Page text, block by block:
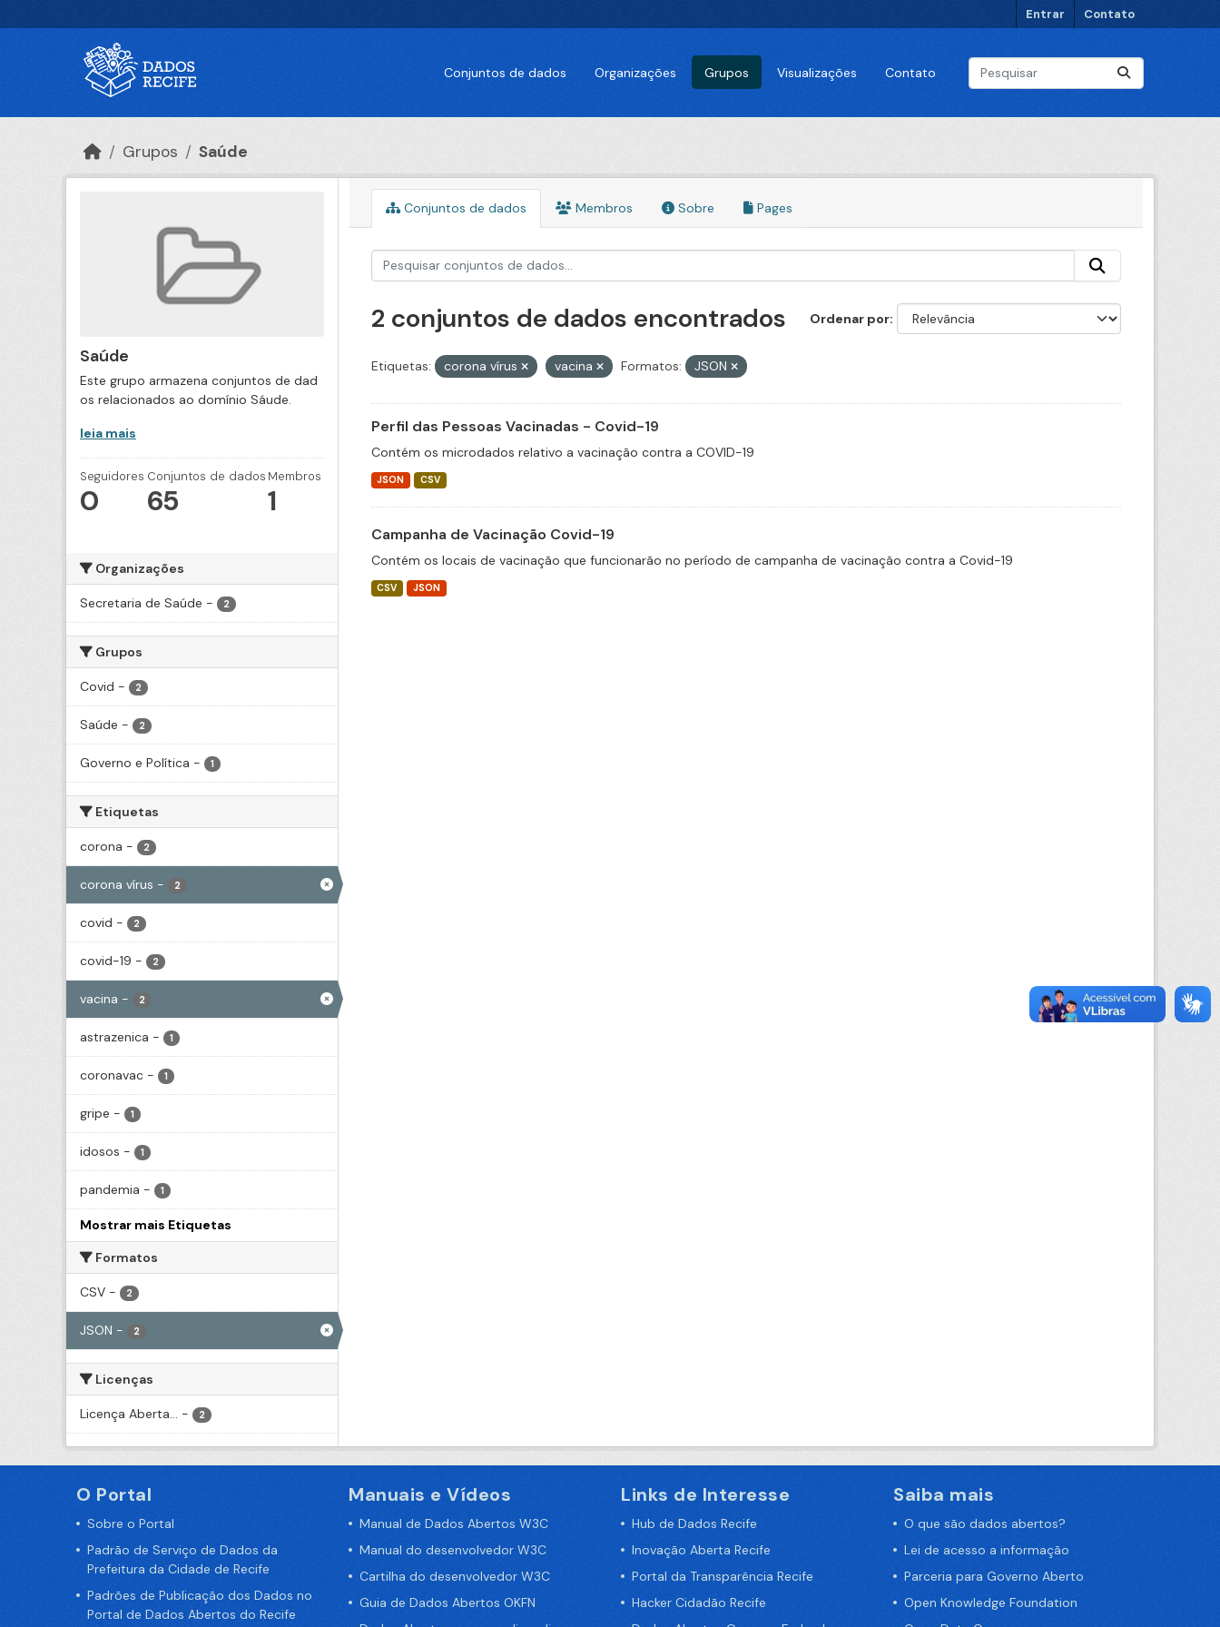
Entrar Contato
Conjuntos de dados Organizações Grupos Visualizações Contato
Grupos Saúde
Saúde
Este grupo armazena conjuntos de dad
os relacionados ao domínio Sáude.
leia mais
Seguidores
0
Conjuntos de dados
65
Membros
1
Organizações
Secretaria de Saúde - 2
Grupos
Covid - 2
Saúde - 2
Governo e Política - 1
Etiquetas
corona - 2
corona vírus - 2
covid - 2
covid-19 - 2
vacina - 2
astrazenica - 1
coronavac - 1
gripe - 1
idosos - 1
pandemia - 1
Mostrar mais Etiquetas
Formatos
CSV - 2
JSON - 2
Licenças
Licença Aberta... - 2
Conjuntos de dados Membros Sobre Pages
Ordenar por
2 conjuntos de dados encontrados
Etiquetas: corona vírus vacina Formatos: JSON
Perfil das Pessoas Vacinadas - Covid-19
Contém os microdados relativo a vacinação contra a COVID-19
JSON CSV
Campanha de Vacinação Covid-19
Contém os locais de vacinação que funcionarão no período de campanha de vacinação contra a Covid-19
CSV JSON
O Portal
Sobre o Portal
Padrão de Serviço de Dados da
Prefeitura da Cidade de Recife
Padrões de Publicação dos Dados no
Portal de Dados Abertos do Recife
Manuais e Vídeos
Manual de Dados Abertos W3C
Manual do desenvolvedor W3C
Cartilha do desenvolvedor W3C
Guia de Dados Abertos OKFN
Links de Interesse
Hub de Dados Recife
Inovação Aberta Recife
Portal da Transparência Recife
Hacker Cidadão Recife
Saiba mais
O que são dados abertos?
Lei de acesso a informação
Parceria para Governo Aberto
Open Knowledge Foundation